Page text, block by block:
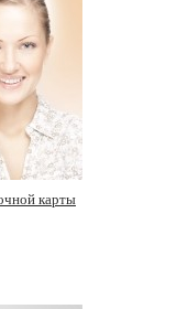
карты